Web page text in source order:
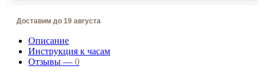
Доставим до 19 августа
Описание
Инструкция к часам
Отзывы — 0